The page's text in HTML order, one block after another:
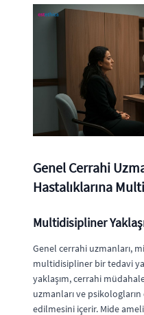
Genel Cerrahi
Hastalıklarına
Multidisipliner
Genel cerrahi uzmanları,
multidisipliner bir tedavi
yaklaşım, cerrahi
uzmanları ve
edilmesini içerir. Mide